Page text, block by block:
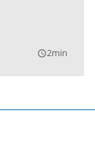
query_builder2min